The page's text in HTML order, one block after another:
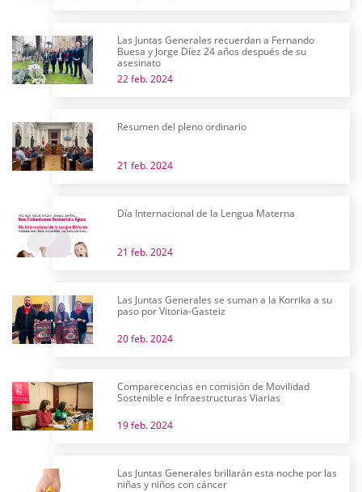
Las Juntas Generales recuerdan a Fernando
Buesa y Jorge Díez 24 años después de su
asesinato
22 feb. 2024
Resumen del pleno ordinario
21 feb. 2024
Día Internacional de la Lengua Materna
21 feb. 2024
Las Juntas Generales se suman a la Korrika a su
paso por Vitoria-Gasteiz
20 feb. 2024
Comparecencias en comisión de Movilidad
Sostenible e Infraestructuras Viarias
19 feb. 2024
Las Juntas Generales brillarán esta noche por las
niñas y niños con cáncer